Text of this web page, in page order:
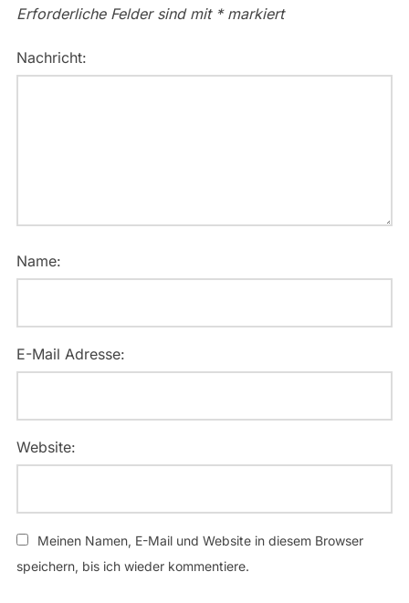
Erforderliche Felder sind mit *markiert
Nachricht:
Name:
E-Mail Adresse:
Website:
Meinen Namen, E-Mail und Website in diesem Browser
speichern, bis ich wieder kommentiere.